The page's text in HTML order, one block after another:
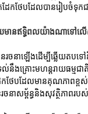
ដែកថែបដែលបានរៀបចំទុក
យមានឥទ្ធិពលយ៉ាងណាទៅល
នរចនាឡើងដើម្បីឆ្លើយតបទ
ងគ្រោះមហន្តរាយធម្មជា
កថែបដែលមានគុណភាពខ្ពស់
រចនាសម្ព័ន្ធនិងសុវត្ថិភាពរ